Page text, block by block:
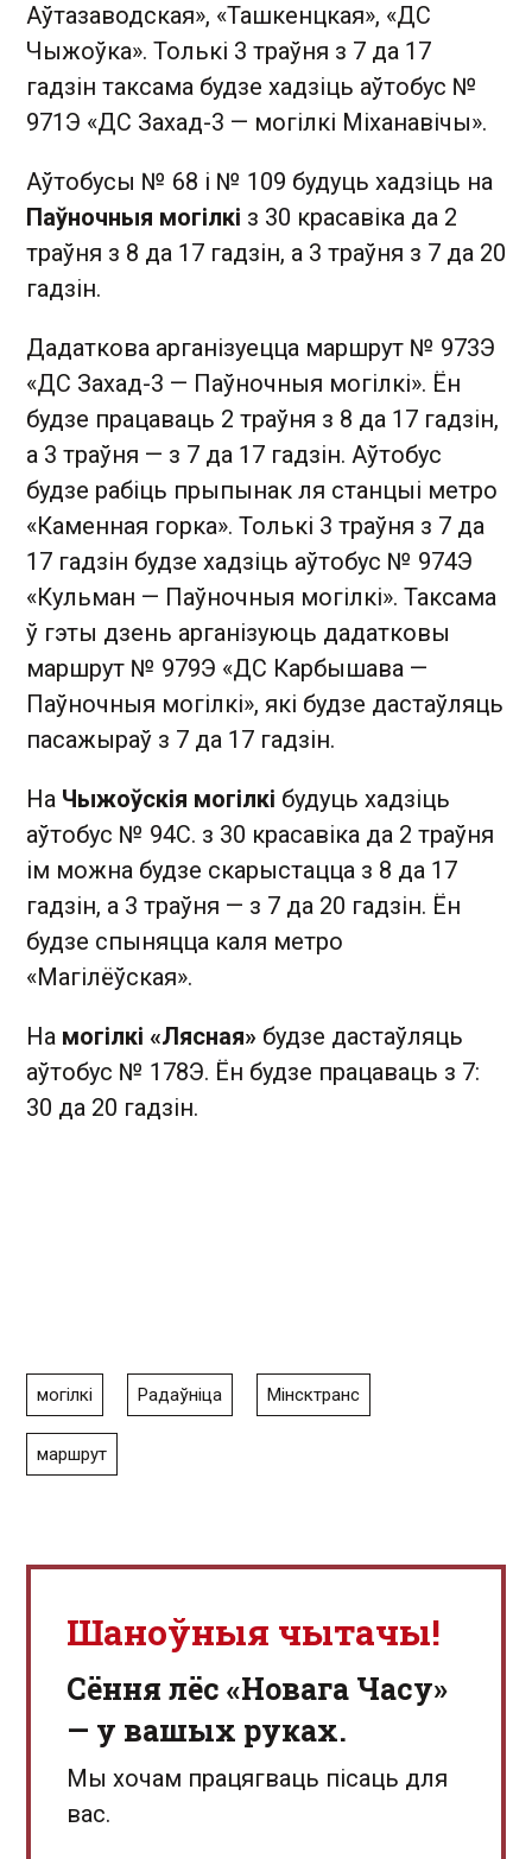
Аўтазаводская», «Ташкенцкая», «ДС
Чыжоўка». Толькі 3 траўня з 7 да 17
гадзін таксама будзе хадзіць аўтобус №
971Э «ДС Захад-3 — могілкі Міханавічы».
Аўтобусы № 68 і № 109 будуць хадзіць на
Паўночныя могілкі з 30 красавіка да 2
траўня з 8 да 17 гадзін, а 3 траўня з 7 да 20
гадзін.
Дадаткова арганізуецца маршрут № 973Э
«ДС Захад-3 — Паўночныя могілкі». Ён
будзе працаваць 2 траўня з 8 да 17 гадзін,
а 3 траўня — з 7 да 17 гадзін. Аўтобус
будзе рабіць прыпынак ля станцыі метро
«Каменная горка». Толькі 3 траўня з 7 да
17 гадзін будзе хадзіць аўтобус № 974Э
«Кульман — Паўночныя могілкі». Таксама
ў гэты дзень арганізуюць дадатковы
маршрут № 979Э «ДС Карбышава —
Паўночныя могілкі», які будзе дастаўляць
пасажыраў з 7 да 17 гадзін.
На Чыжоўскія могілкі будуць хадзіць
аўтобус № 94С. з 30 красавіка да 2 траўня
ім можна будзе скарыстацца з 8 да 17
гадзін, а 3 траўня — з 7 да 20 гадзін. Ён
будзе спыняцца каля метро
«Магілёўская».
На могілкі «Лясная» будзе дастаўляць
аўтобус № 178Э. Ён будзе працаваць з 7:
30 да 20 гадзін.
могілкі Радаўніца Мінсктранс
маршрут
Шаноўныя чытачы!
Сёння лёс «Новага Часу»
— у вашых руках.
Мы хочам працягваць пісаць для
вас.